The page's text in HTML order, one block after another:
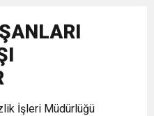
İşleri Müdürlüğü